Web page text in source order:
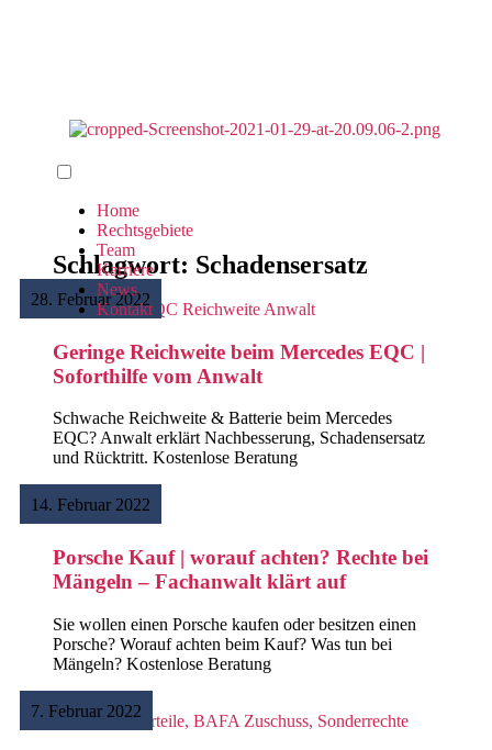
Home
Rechtsgebiete
Team
Karriere
News
Kontakt
Schlagwort: Schadensersatz
Geringe Reichweite beim Mercedes EQC |
Soforthilfe vom Anwalt
28. Februar 2022
Schwache Reichweite & Batterie beim Mercedes
EQC? Anwalt erklärt Nachbesserung, Schadensersatz
und Rücktritt. Kostenlose Beratung
Weiterlesen >
Porsche Kauf | worauf achten? Rechte bei
Mängeln – Fachanwalt klärt auf
14. Februar 2022
Sie wollen einen Porsche kaufen oder besitzen einen
Porsche? Worauf achten beim Kauf? Was tun bei
Mängeln? Kostenlose Beratung
Weiterlesen >
7. Februar 2022